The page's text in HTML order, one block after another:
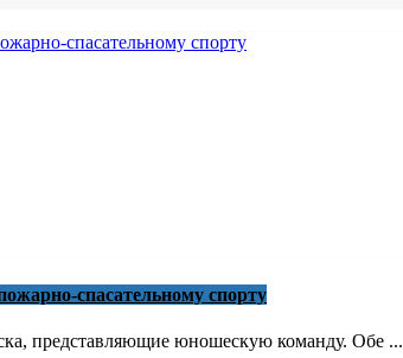
спасательному спорту
представляющие юношескую команду. Обе ...